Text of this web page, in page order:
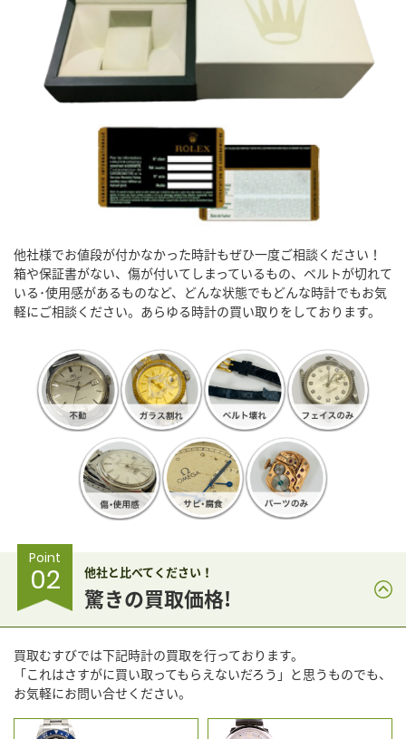
他社様でお値段が付かなかった時計もぜひ一度ご相談ください！
箱や保証書がない、傷が付いてしまっているもの、ベルトが切れて
いる･使用感があるものなど、どんな状態でもどんな時計でもお気
軽にご相談ください。あらゆる時計の買い取りをしております。
Point
02 他社と比べてください！
驚きの買取価格!
買取むすびでは下記時計の買取を行っております。
「これはさすがに買い取ってもらえないだろう」と思うものでも、
お気軽にお問い合せください。